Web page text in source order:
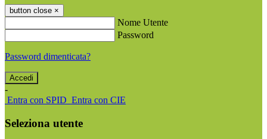
button close ×
Nome Utente
Password
Password dimenticata?
-
Entra con SPID Entra con CIE
Seleziona utente